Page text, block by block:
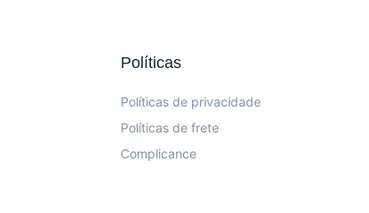
Políticas
Políticas de privacidade
Políticas de frete
Complicance